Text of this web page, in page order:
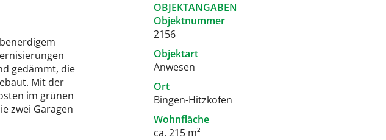
gedämmt, die
Mit der
im grünen
zwei Garagen
OBJEKTANGABEN
Objektnummer
2156
Objektart
Anwesen
Ort
Bingen-Hitzkofen
Wohnfläche
ca. 215 m²